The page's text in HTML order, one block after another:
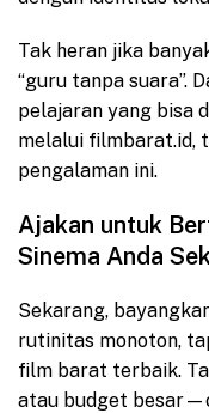
Tak heran jika
“guru tanpa suara”.
pelajaran yang bisa
melalui filmbarat.id,
pengalaman ini.
Ajakan untuk
Sinema Anda
Sekarang,
rutinitas monoton,
film barat terbaik.
atau budget